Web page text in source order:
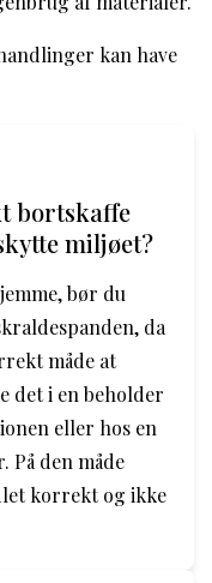
kan have
bortskaffe
miljøet?
bør du
da
måde at
det i en beholder
eller hos en
På den måde
korrekt og ikke